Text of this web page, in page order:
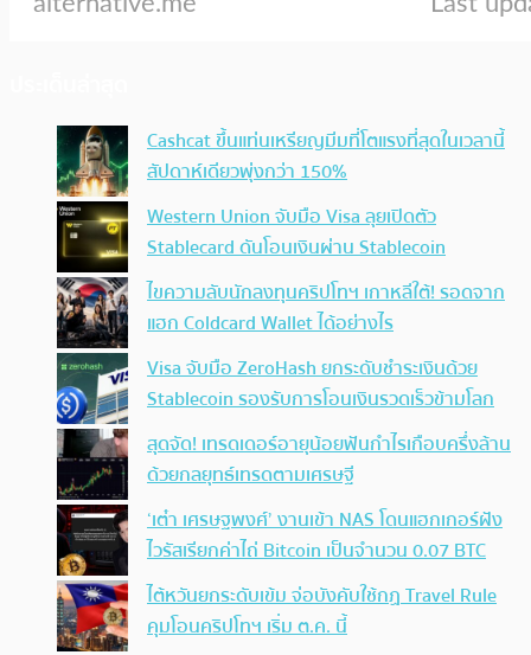
Cashcat ขึ้นแท่นเหรียญมีมที่โตแรงที่สุดในเวลานี้
สัปดาห์เดียวพุ่งกว่า 150%
Western Union จับมือ Visa ลุยเปิดตัว
Stablecard ดันโอนเงินผ่าน Stablecoin
ไขความลับนักลงทุนคริปโทฯ เกาหลีใต้! รอดจาก
แฮก Coldcard Wallet ได้อย่างไร
Visa จับมือ ZeroHash ยกระดับชำระเงินด้วย
Stablecoin รองรับการโอนเงินรวดเร็วข้ามโลก
สุดจัด! เทรดเดอร์อายุน้อยฟันกำไรเกือบครึ่งล้าน
ด้วยกลยุทธ์เทรดตามเศรษฐี
‘เต๋า เศรษฐพงศ์’ งานเข้า NAS โดนแฮกเกอร์ฝัง
ไวรัสเรียกค่าไถ่ Bitcoin เป็นจำนวน 0.07 BTC
ไต้หวันยกระดับเข้ม จ่อบังคับใช้กฏ Travel Rule
คุมโอนคริปโทฯ เริ่ม ต.ค. นี้